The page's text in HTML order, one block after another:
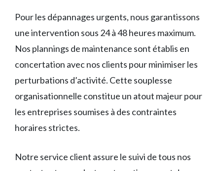
Pour les dépannages urgents, nous garantissons
une intervention sous 24 à 48 heures maximum.
Nos plannings de maintenance sont établis en
concertation avec nos clients pour minimiser les
perturbations d’activité. Cette souplesse
organisationnelle constitue un atout majeur pour
les entreprises soumises à des contraintes
horaires strictes.
Notre service client assure le suivi de tous nos